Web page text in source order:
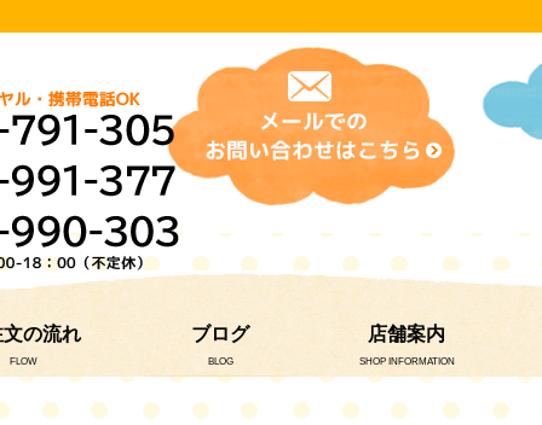
文の流れ
FLOW
ブログ
BLOG
店舗案内
SHOP INFORMATION